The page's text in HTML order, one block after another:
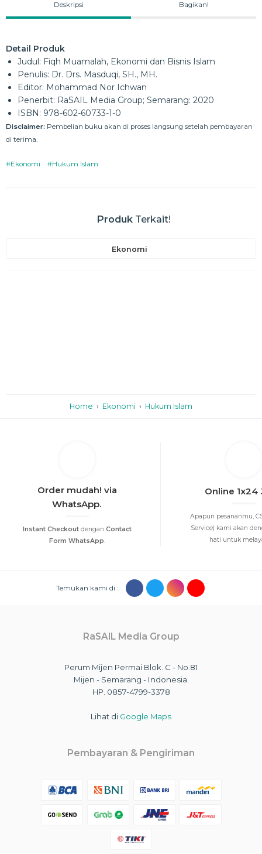
Deskripsi Bagikan!
Detail Produk
Judul: Fiqh Muamalah, Ekonomi dan Bisnis Islam
Penulis: Dr. Drs. Masduqi, SH., MH.
Editor: Mohammad Nor Ichwan
Penerbit: RaSAIL Media Group; Semarang: 2020
ISBN: 978-602-60733-1-0
Disclaimer: Pembelian buku akan di proses langsung setelah pembayaran
di terima.
#Ekonomi #Hukum Islam
Produk Terkait!
Ekonomi
Home › Ekonomi › Hukum Islam
Order mudah! via
WhatsApp.
Instant Checkoutdengan Contact
Form WhatsApp.
Online 1x24
Apapun pesananmu,
Service) kami akan
hati untuk
Temukan kami di :
RaSAIL Media Group
Perum Mijen Permai Blok. C - No.81
Mijen - Semarang - Indonesia.
HP. 0857-4799-3378
Lihat di Google Maps
Pembayaran & Pengiriman